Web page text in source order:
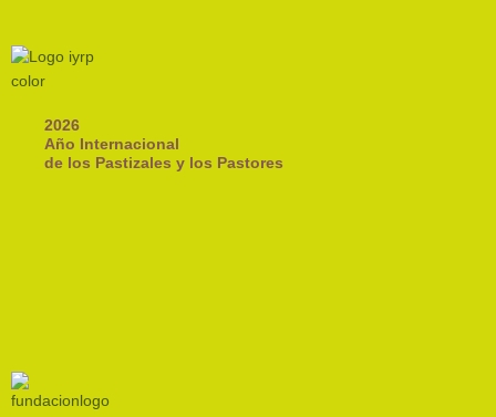
2026
Año Internacional
de los Pastizales y los Pastores